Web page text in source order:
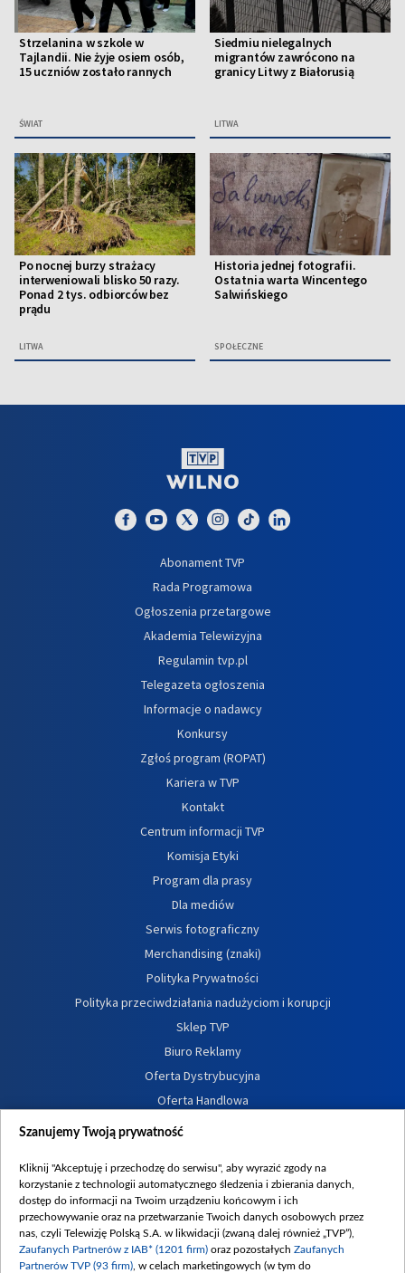
Strzelanina w szkole w
Tajlandii. Nie żyje osiem osób,
15 uczniów zostało rannych
ŚWIAT
Siedmiu nielegalnych
migrantów zawrócono na
granicy Litwy z Białorusią
LITWA
Po nocnej burzy strażacy
interweniowali blisko 50 razy.
Ponad 2 tys. odbiorców bez
prądu
LITWA
Historia jednej fotografii.
Ostatnia warta Wincentego
Salwińskiego
SPOŁECZNE
Abonament TVP
Rada Programowa
Ogłoszenia przetargowe
Akademia Telewizyjna
Regulamin tvp.pl
Telegazeta ogłoszenia
Informacje o nadawcy
Konkursy
Zgłoś program (ROPAT)
Kariera w TVP
Kontakt
Centrum informacji TVP
Komisja Etyki
Program dla prasy
Dla mediów
Serwis fotograficzny
Merchandising (znaki)
Polityka Prywatności
Polityka przeciwdziałania nadużyciom i korupcji
Sklep TVP
Biuro Reklamy
Oferta Dystrybucyjna
Oferta Handlowa
Dostępność
Procedura zgłoszeń wewnętrznych
Szanujemy Twoją prywatność
Kliknij "Akceptuję i przechodzę do serwisu", aby wyrazić zgody na
korzystanie z technologii automatycznego śledzenia i zbierania danych,
dostęp do informacji na Twoim urządzeniu końcowym i ich
przechowywanie oraz na przetwarzanie Twoich danych osobowych przez
nas, czyli Telewizję Polską S.A. w likwidacji (zwaną dalej również „TVP”),
Zaufanych Partnerów z IAB* (1201 firm) oraz pozostałych Zaufanych
Partnerów TVP (93 firm) , w celach marketingowych (w tym do